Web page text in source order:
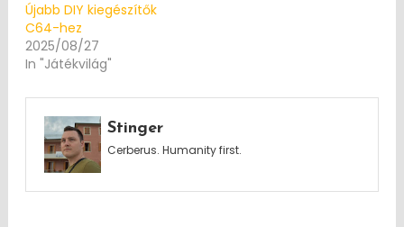
Újabb DIY kiegészítők
C64-hez
2025/08/27
In "Játékvilág"
Stinger
Cerberus. Humanity first.